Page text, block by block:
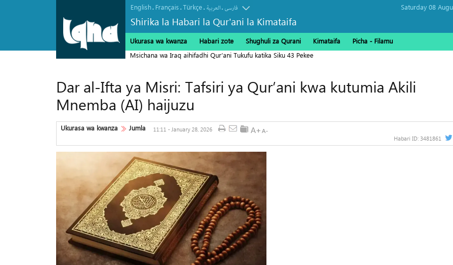
English. Français.Türkçe. العربیة.فارسی
Shirika la Habari la Qur'ani la Kimataifa
Ukurasa wa kwanza Habari zote Shughuli za Qurani Kimataifa
Picha‎ - Filamu‎
Msichana wa Iraq aihifadhi Qur’ani Tukufu katika Siku 43 Pekee
Dar al-Ifta ya Misri: Tafsiri ya Qur’ani kwa kutumia Akili
Mnemba (AI) haijuzu
Ukurasa wa kwanza Jumla
11:11 - January 28, 2026
Habari ID: 3481861